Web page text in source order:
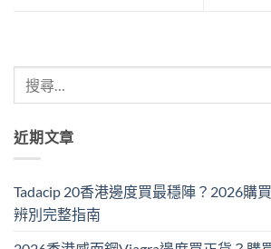
近期文章
Tadacip 20香港邊度買最穩陣？2026購
辨別完整指南